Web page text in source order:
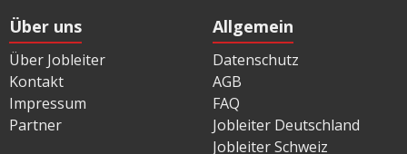
Über uns
Über Jobleiter
Kontakt
Impressum
Partner
Allgemein
Datenschutz
AGB
FAQ
Jobleiter Deutschland
Jobleiter Schweiz